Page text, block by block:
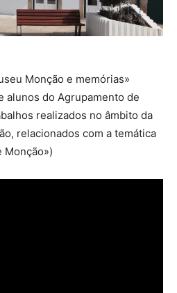
Monção e memórias»
alunos do Agrupamento de
realizados no âmbito da
relacionados com a temática
Monção»)